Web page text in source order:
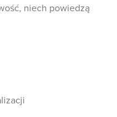
niech powiedzą